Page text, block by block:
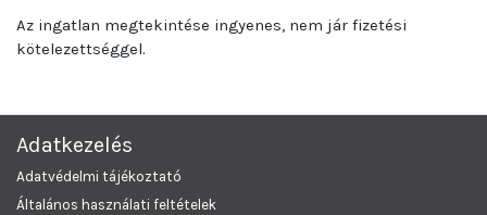
Az ingatlan megtekintése ingyenes, nem jár fizetési
kötelezettséggel.
Adatkezelés
Adatvédelmi tájékoztató
Általános használati feltételek